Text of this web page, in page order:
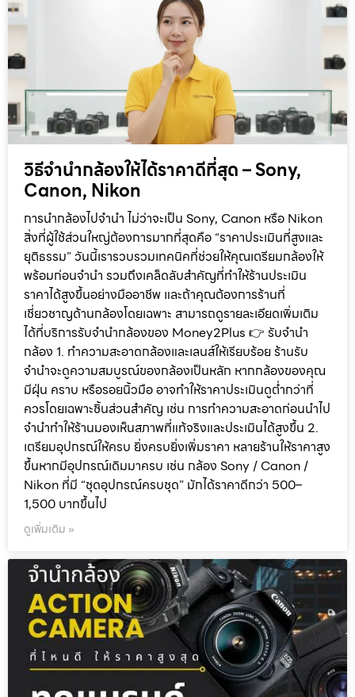
วิธีจำนำกล้องให้ได้ราคาดีที่สุด – Sony,
Canon, Nikon
การนำกล้องไปจำนำ ไม่ว่าจะเป็น Sony, Canon หรือ Nikon
สิ่งที่ผู้ใช้ส่วนใหญ่ต้องการมากที่สุดคือ “ราคาประเมินที่สูงและ
ยุติธรรม” วันนี้เรารวบรวมเทคนิคที่ช่วยให้คุณเตรียมกล้องให้
พร้อมก่อนจำนำ รวมถึงเคล็ดลับสำคัญที่ทำให้ร้านประเมิน
ราคาได้สูงขึ้นอย่างมืออาชีพ และถ้าคุณต้องการร้านที่
เชี่ยวชาญด้านกล้องโดยเฉพาะ สามารถดูรายละเอียดเพิ่มเติม
ได้ที่บริการรับจำนำกล้องของ Money2Plus 👉 รับจำนำ
กล้อง 1. ทำความสะอาดกล้องและเลนส์ให้เรียบร้อย ร้านรับ
จำนำจะดูความสมบูรณ์ของกล้องเป็นหลัก หากกล้องของคุณ
มีฝุ่น คราบ หรือรอยนิ้วมือ อาจทำให้ราคาประเมินดูต่ำกว่าที่
ควรโดยเฉพาะชิ้นส่วนสำคัญ เช่น การทำความสะอาดก่อนนำไป
จำนำทำให้ร้านมองเห็นสภาพที่แท้จริงและประเมินได้สูงขึ้น 2.
เตรียมอุปกรณ์ให้ครบ ยิ่งครบยิ่งเพิ่มราคา หลายร้านให้ราคาสูง
ขึ้นหากมีอุปกรณ์เดิมมาครบ เช่น กล้อง Sony / Canon /
Nikon ที่มี “ชุดอุปกรณ์ครบชุด” มักได้ราคาดีกว่า 500–
1,500 บาทขึ้นไป
ดูเพิ่มเติม »